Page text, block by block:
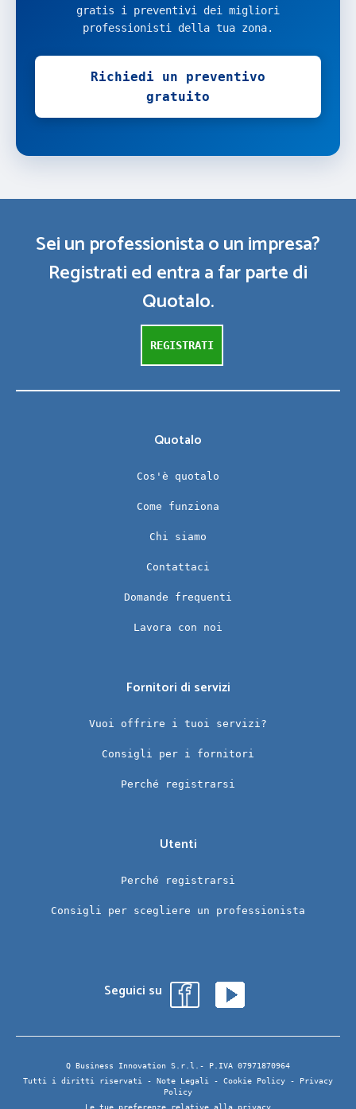
gratis i preventivi dei migliori
professionisti della tua zona.
Richiedi un preventivo
gratuito
Sei un professionista o un impresa?
Registrati ed entra a far parte di
Quotalo.
REGISTRATI
Quotalo
Cos'è quotalo
Come funziona
Chi siamo
Contattaci
Domande frequenti
Lavora con noi
Fornitori di servizi
Vuoi offrire i tuoi servizi?
Consigli per i fornitori
Perché registrarsi
Utenti
Perché registrarsi
Consigli per scegliere un professionista
Seguici su
Q Business Innovation S.r.l.- P.IVA 07971870964
Tutti i diritti riservati - Note Legali - Cookie Policy - Privacy
Policy
Le tue preferenze relative alla privacy